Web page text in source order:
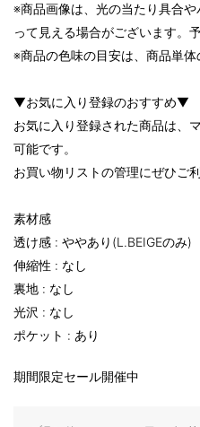
※商品画像は、光の当たり具合
って見える場合がございます。
※商品の色味の目安は、商品単体
▼お気に入り登録のおすすめ▼
お気に入り登録された商品は、
可能です。
お買い物リストの管理にぜひご
素材感
透け感 : ややあり(L.BEIGEのみ)
伸縮性 : なし
裏地 : なし
光沢 : なし
ポケット : あり
期間限定セール開催中